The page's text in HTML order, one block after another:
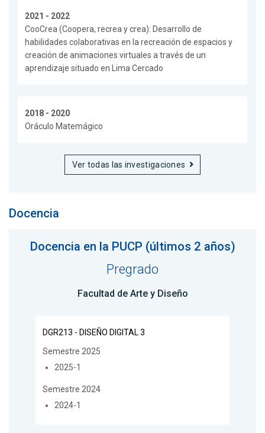
2021 - 2022
CooCrea (Coopera, recrea y crea): Desarrollo de
habilidades colaborativas en la recreación de espacios y
creación de animaciones virtuales a través de un
aprendizaje situado en Lima Cercado
2018 - 2020
Oráculo Matemágico
Ver todas las investigaciones
Docencia
Docencia en la PUCP (últimos 2 años)
Pregrado
Facultad de Arte y Diseño
DGR213 - DISEÑO DIGITAL 3
Semestre 2025
2025-1
Semestre 2024
2024-1